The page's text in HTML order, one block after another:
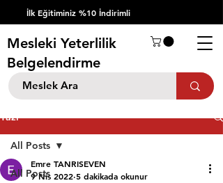
İlk Eğitiminiz %10 İndirimli
Mesleki Yeterlilik
Belgelendirme
Yazı
All Posts
All Posts
Emre TANRISEVEN
9 Nis 2022 5 dakikada okunur